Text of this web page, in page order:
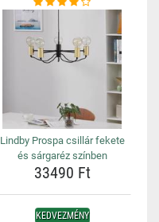
Lindby Prospa csillár fekete
és sárgaréz színben
33490 Ft
KEDVEZMÉNY